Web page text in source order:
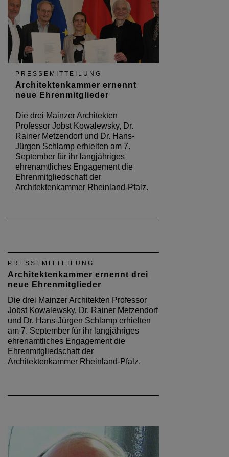
PRESSEMITTEILUNG
Architektenkammer ernennt
neue Ehrenmitglieder
Die drei Mainzer Architekten
Professor Jobst Kowalewsky, Dr.
Rainer Metzendorf und Dr. Hans-
Jürgen Schlamp erhielten am 7.
September für ihr langjähriges
ehrenamtliches Engagement die
Ehrenmitgliedschaft der
Architektenkammer Rheinland-Pfalz.
PRESSEMITTEILUNG
Architektenkammer ernennt drei
neue Ehrenmitglieder
Die drei Mainzer Architekten Professor
Jobst Kowalewsky, Dr. Rainer Metzendorf
und Dr. Hans-Jürgen Schlamp erhielten
am 7. September für ihr langjähriges
ehrenamtliches Engagement die
Ehrenmitgliedschaft der
Architektenkammer Rheinland-Pfalz.